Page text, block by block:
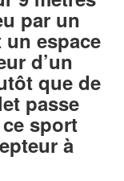
par un
espace
d’un
que de
passe
sport
à